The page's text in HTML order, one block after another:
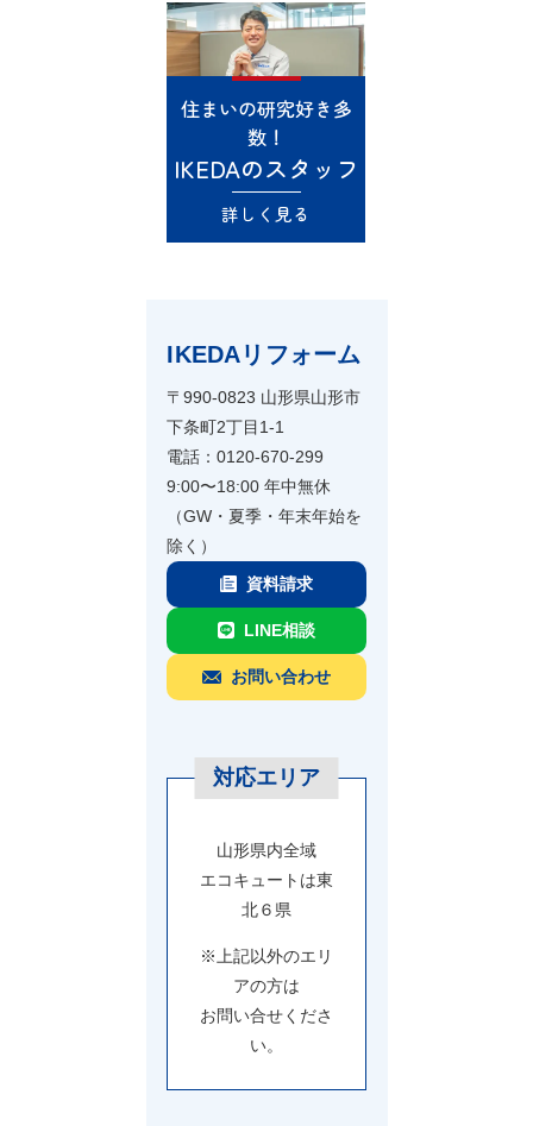
住まいの研究好き多
数！
IKEDAのスタッフ
詳しく見る
IKEDAリフォーム
〒990-0823 山形県山形市
下条町2丁目1-1
電話：0120-670-299
9:00〜18:00 年中無休
（GW・夏季・年末年始を
除く）
資料請求
LINE相談
お問い合わせ
対応エリア
山形県内全域
エコキュートは東
北６県
※上記以外のエリ
アの方は
お問い合せくださ
い。